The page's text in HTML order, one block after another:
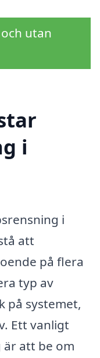
utan
i
i
att
på flera
typ av
på systemet,
Ett vanligt
att be om